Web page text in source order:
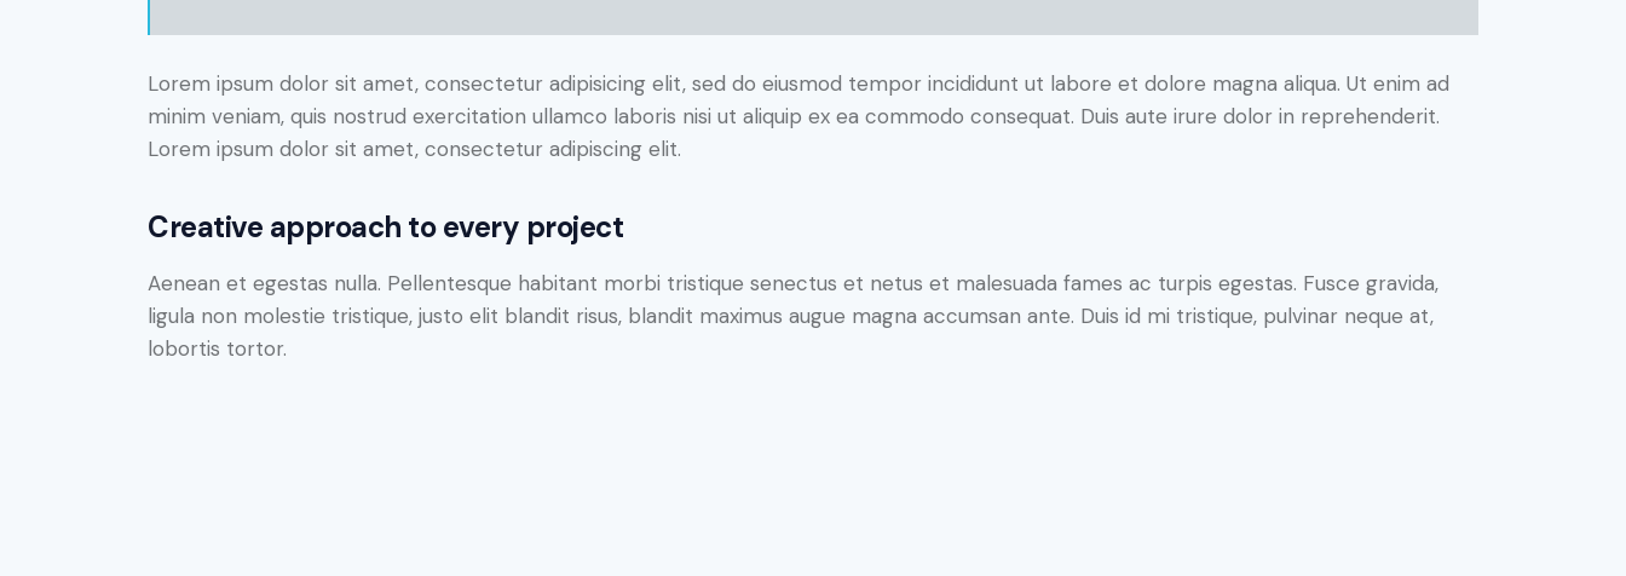
Lorem ipsum dolor sit amet, consectetur adipisicing elit, sed do eiusmod tempor incididunt ut labore et dolore magna aliqua. Ut enim ad
minim veniam, quis nostrud exercitation ullamco laboris nisi ut aliquip ex ea commodo consequat. Duis aute irure dolor in reprehenderit.
Lorem ipsum dolor sit amet, consectetur adipiscing elit.
Creative approach to every project
Aenean et egestas nulla. Pellentesque habitant morbi tristique senectus et netus et malesuada fames ac turpis egestas. Fusce gravida,
ligula non molestie tristique, justo elit blandit risus, blandit maximus augue magna accumsan ante. Duis id mi tristique, pulvinar neque at,
lobortis tortor.